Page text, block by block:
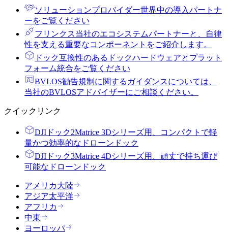
ソリューションプロバイダー世界中の導入パートナ
ーをご覧ください
フリンクス当社のエコシステムパートナーと、自律
性を支える重要なコンポーネントをご紹介します。
ドック互換性のあるドックハードウェアとプラット
フォーム統合をご覧ください
BVLOS勧告規制に関するガイダンスについては、
当社のBVLOSアドバイザーにご相談ください。
クイックリンク
DJIドック2Matrice 3Dシリーズ用、コンパクトで軽
量かつ効率的なドローンドック
DJIドック3Matrice 4Dシリーズ用、頑丈で持ち運び
可能なドローンドック
アメリカ大陸
アジア太平洋
アフリカ
中東
ヨーロッパ